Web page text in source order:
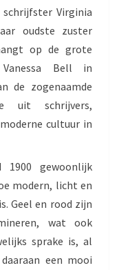
Virginia
oudste zuster
op de grote
Bell in
de zogenaamde
uit schrijvers,
cultuur in
gewoonlijk
modern, licht en
Geel en rood zijn
wat ook
sprake is, al
een mooi